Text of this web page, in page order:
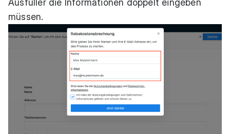
Ausfüller die Informationen doppelt eingeben
müssen.